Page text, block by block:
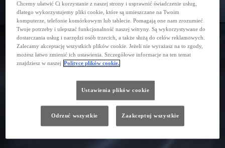
Chcemy ułatwić Ci korzystanie z naszej strony i usprawnić świadczenie usług,
dlatego wykorzystujemy pliki cookie, które są umieszczane na Twoim
komputerze, telefonie komórkowym lub tablecie. Pomagają one nam zrozumieć
Twoje potrzeby i ulepszać funkcjonalność naszej witryny. Są wykorzystywane do
dostarczania usług i narzędzi osób trzecich, a także służą do celów reklamowych.
Zalecamy akceptację wszystkich plików cookie. Jeżeli nie wyrażasz na to zgody,
możesz łatwo zmienić ich ustawienia. Szczegółowe informacje na ten temat
znajdziesz w naszej Polityce plików cookie.
Ustawienia plików cookie
Odrzuć wszystkie Zaakceptuj wszystkie